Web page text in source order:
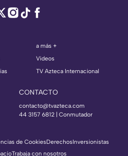
a más +
Videos
TV Azteca Internacional
CONTACTO
contacto@tvazteca.com
44 3157 6812 | Conmutador
de CookiesDerechosInversionistas
Trabaja con nosotros